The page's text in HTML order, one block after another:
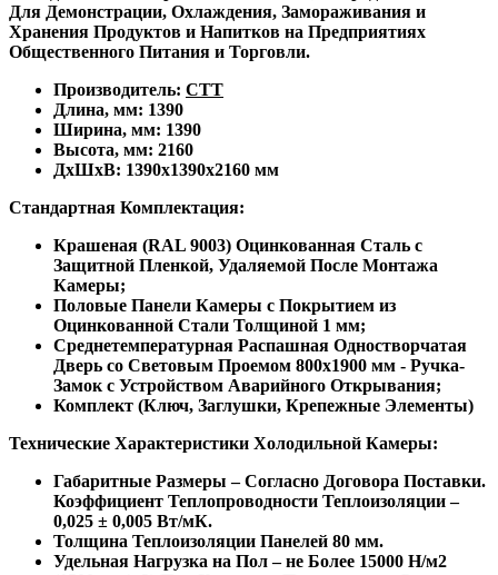
Для Демонстрации, Охлаждения, Замораживания и
Хранения Продуктов и Напитков на Предприятиях
Общественного Питания и Торговли.
Производитель: СТТ
Длина, мм: 1390
Ширина, мм: 1390
Высота, мм: 2160
ДxШxВ: 1390x1390x2160 мм
Стандартная Комплектация:
Крашеная (RAL 9003) Оцинкованная Сталь с
Защитной Пленкой, Удаляемой После Монтажа
Камеры;
Половые Панели Камеры с Покрытием из
Оцинкованной Стали Толщиной 1 мм;
Среднетемпературная Распашная Одностворчатая
Дверь со Световым Проемом 800х1900 мм - Ручка-
Замок с Устройством Аварийного Открывания;
Комплект (Ключ, Заглушки, Крепежные Элементы)
Технические Характеристики Холодильной Камеры:
Габаритные Размеры – Согласно Договора Поставки.
Коэффициент Теплопроводности Теплоизоляции –
0,025 ± 0,005 Вт/мК.
Толщина Теплоизоляции Панелей 80 мм.
Удельная Нагрузка на Пол – не Более 15000 Н/м2